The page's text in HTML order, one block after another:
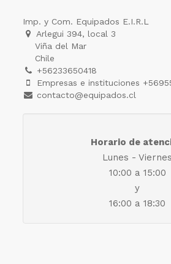
Imp. y Com. Equipados E.I.R.L
Arlegui 394, local 3
Viña del Mar
Chile
+56233650418
Empresas e instituciones
contacto@equipados.cl
Horario de
Lunes - Viernes
10:00 a 15:00
y
16:00 a 18:30